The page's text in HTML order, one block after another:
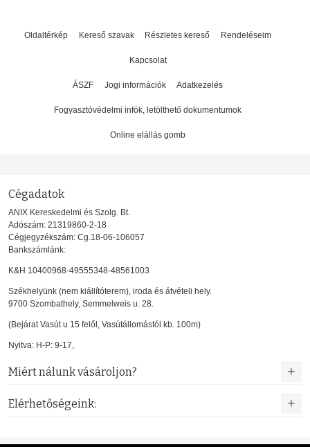
Oldaltérkép Kereső szavak Részletes kereső Rendeléseim
Kapcsolat
ÁSZF Jogi információk Adatkezelés
Fogyasztóvédelmi infók, letölthető dokumentumok
Online elállás gomb
Cégadatok
ANIX Kereskedelmi és Szolg. Bt.
Adószám: 21319860-2-18
Cégjegyzékszám: Cg.18-06-106057
Bankszámlánk:
K&H 10400968-49555348-48561003
Székhelyünk (nem kiállítóterem), iroda és átvételi hely.
9700 Szombathely, Semmelweis u. 28.
(Bejárat Vasút u 15 felől, Vasútállomástól kb. 100m)
Nyitva: H-P: 9-17,
Miért nálunk vásároljon?
Elérhetőségeink: